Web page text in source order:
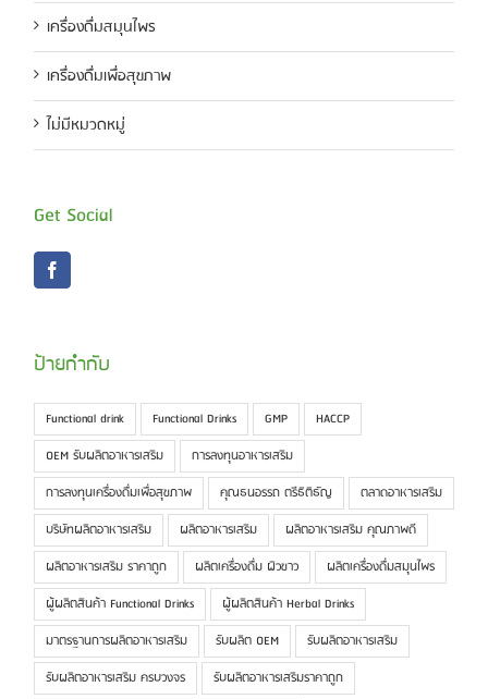
เครื่องดื่มสมุนไพร
เครื่องดื่มเพื่อสุขภาพ
ไม่มีหมวดหมู่
Get Social
ป้ายกำกับ
Functional drink Functional Drinks GMP
HACCP
OEM รับผลิตอาหารเสริม
การลงทุนอาหารเสริม
การลงทุนเครื่องดื่มเพื่อสุขภาพ
คุณธนอรรถ ตรีธิติธัญ
ตลาดอาหารเสริม
บริษัทผลิตอาหารเสริม
ผลิตอาหารเสริม
ผลิตอาหารเสริม คุณภาพดี
ผลิตอาหารเสริม ราคาถูก
ผลิตเครื่องดื่ม ผิวขาว
ผลิตเครื่องดื่มสมุนไพร
ผู้ผลิตสินค้า Functional Drinks
ผู้ผลิตสินค้า Herbal Drinks
มาตรฐานการผลิตอาหารเสริม
รับผลิต OEM
รับผลิตอาหารเสริม
รับผลิตอาหารเสริม ครบวงจร
รับผลิตอาหารเสริมราคาถูก